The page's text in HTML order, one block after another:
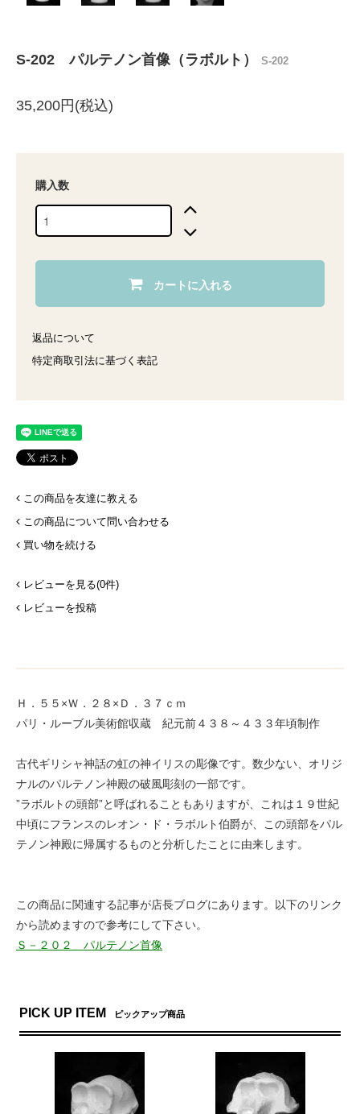
S-202 パルテノン首像（ラボルト） S-202
35,200円(税込)
購入数
カートに入れる
返品について
特定商取引法に基づく表記
この商品を友達に教える
この商品について問い合わせる
買い物を続ける
レビューを見る(0件)
レビューを投稿
Ｈ．５５×Ｗ．２８×Ｄ．３７ｃｍ
パリ・ルーブル美術館収蔵 紀元前４３８～４３３年頃制作
古代ギリシャ神話の虹の神イリスの彫像です。数少ない、オリジ
ナルのパルテノン神殿の破風彫刻の一部です。
”ラボルトの頭部”と呼ばれることもありますが、これは１９世紀
中頃にフランスのレオン・ド・ラボルト伯爵が、この頭部をパル
テノン神殿に帰属するものと分析したことに由来します。
この商品に関連する記事が店長ブログにあります。以下のリンク
から読めますので参考にして下さい。
Ｓ－２０２ パルテノン首像
PICK UP ITEM ピックアップ商品